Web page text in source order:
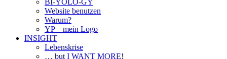
Website benutzen
Warum?
YP – mein Logo
INSIGHT
Lebenskrise
… but I WANT MORE!